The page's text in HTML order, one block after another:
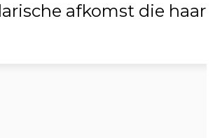
afkomst die haar